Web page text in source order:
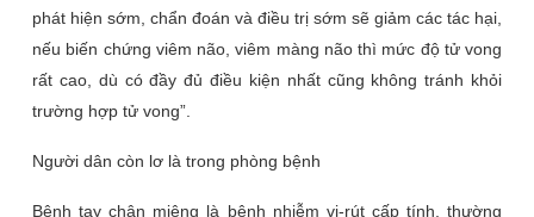
phát hiện sớm, chẩn đoán và điều trị sớm sẽ giảm các tác hại,
nếu biến chứng viêm não, viêm màng não thì mức độ tử vong
rất cao, dù có đầy đủ điều kiện nhất cũng không tránh khỏi
trường hợp tử vong”.
Người dân còn lơ là trong phòng bệnh
Bệnh tay chân miệng là bệnh nhiễm vi-rút cấp tính, thường